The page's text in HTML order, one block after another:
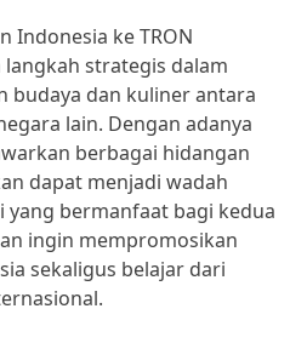
Indonesia ke TRON
strategis dalam
budaya dan kuliner antara
lain. Dengan adanya
berbagai hidangan
dapat menjadi wadah
bermanfaat bagi kedua
ingin mempromosikan
sekaligus belajar dari